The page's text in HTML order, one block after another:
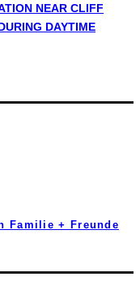
Familie + Freunde